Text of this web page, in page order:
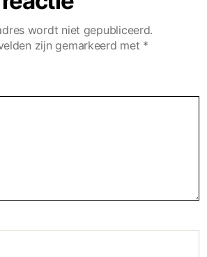
wordt niet gepubliceerd.
zijn gemarkeerd met *